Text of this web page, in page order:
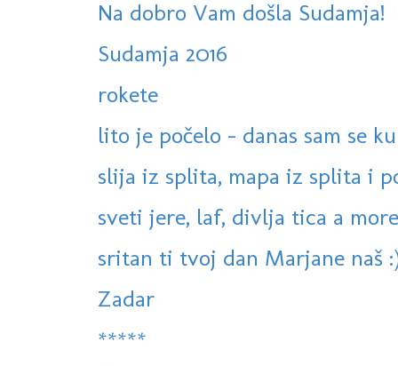
Na dobro Vam došla Sudamja!
Sudamja 2016
rokete
lito je počelo - danas sam se
slija iz splita, mapa iz splita i
sveti jere, laf, divlja tica a
sritan ti tvoj dan Marjane naš
Zadar
*****